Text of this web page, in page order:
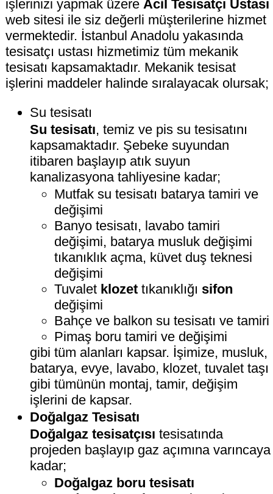
işlerinizi yapmak üzere Acil Tesisatçı Ustası
web sitesi ile siz değerli müşterilerine hizmet
vermektedir. İstanbul Anadolu yakasında
tesisatçı ustası hizmetimiz tüm mekanik
tesisatı kapsamaktadır. Mekanik tesisat
işlerini maddeler halinde sıralayacak olursak;
Su tesisatı
Su tesisatı, temiz ve pis su tesisatını
kapsamaktadır. Şebeke suyundan
itibaren başlayıp atık suyun
kanalizasyona tahliyesine kadar;
Mutfak su tesisatı batarya tamiri ve
değişimi
Banyo tesisatı, lavabo tamiri
değişimi, batarya musluk değişimi
tıkanıklık açma, küvet duş teknesi
değişimi
Tuvalet klozet tıkanıklığı sifon
değişimi
Bahçe ve balkon su tesisatı ve tamiri
Pimaş boru tamiri ve değişimi
gibi tüm alanları kapsar. İşimize, musluk,
batarya, evye, lavabo, klozet, tuvalet taşı
gibi tümünün montaj, tamir, değişim
işlerini de kapsar.
Doğalgaz Tesisatı
Doğalgaz tesisatçısı tesisatında
projeden başlayıp gaz açımına varıncaya
kadar;
Doğalgaz boru tesisatı